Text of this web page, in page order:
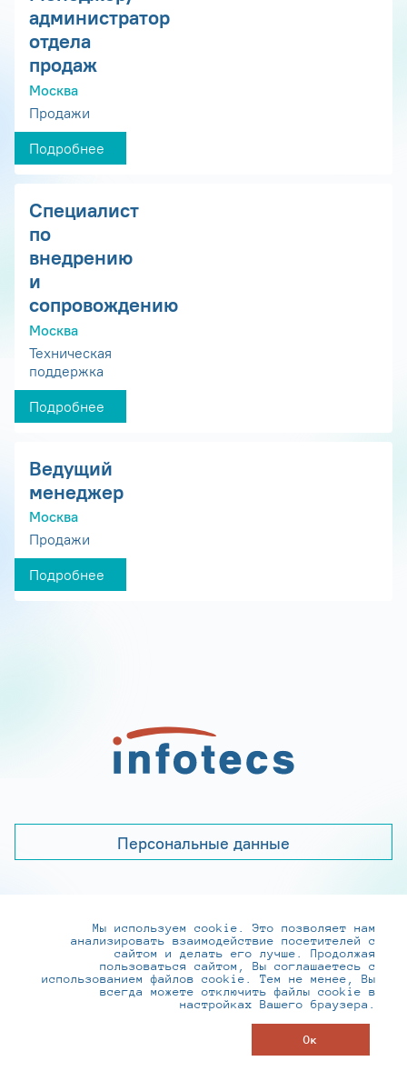
администратор
отдела
продаж
Москва
Продажи
Подробнее
Специалист
по
внедрению
и
сопровождению
Москва
Техническая
поддержка
Подробнее
Ведущий
менеджер
Москва
Продажи
Подробнее
Персональные данные
+7 (495) 737-6192, 8-800-250-0-260
practice@infotecs.ru,hr@infotecs.ru
127273, г. Москва, Отрадная ул., 2Б строение 1
Мы используем cookie. Это позволяет нам
анализировать взаимодействие посетителей с
сайтом и делать его лучше. Продолжая
пользоваться сайтом, Вы соглашаетесь с
использованием файлов cookie. Тем не менее, Вы
всегда можете отключить файлы cookie в
настройках Вашего браузера.
Ок